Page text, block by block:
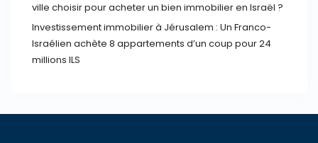
ville choisir pour acheter un bien immobilier en Israël ?
Investissement immobilier à Jérusalem : Un Franco-
Israélien achète 8 appartements d’un coup pour 24
millions ILS